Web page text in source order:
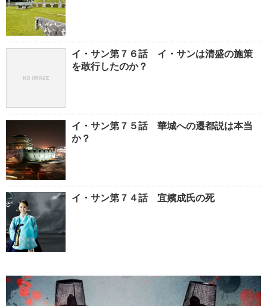
イ・サン第７６話 イ・サンは清盛の施策
を敢行したのか？
イ・サン第７５話 華城への遷都説は本当
か？
イ・サン第７４話 宜嬪成氏の死